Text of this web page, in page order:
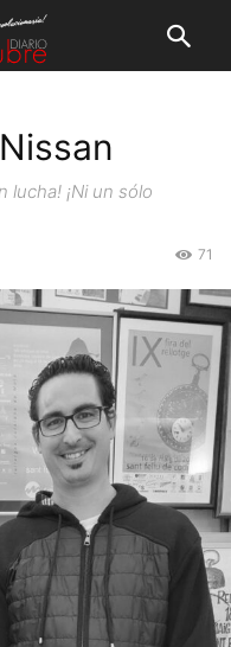
lucha! ¡Ni un sólo
71